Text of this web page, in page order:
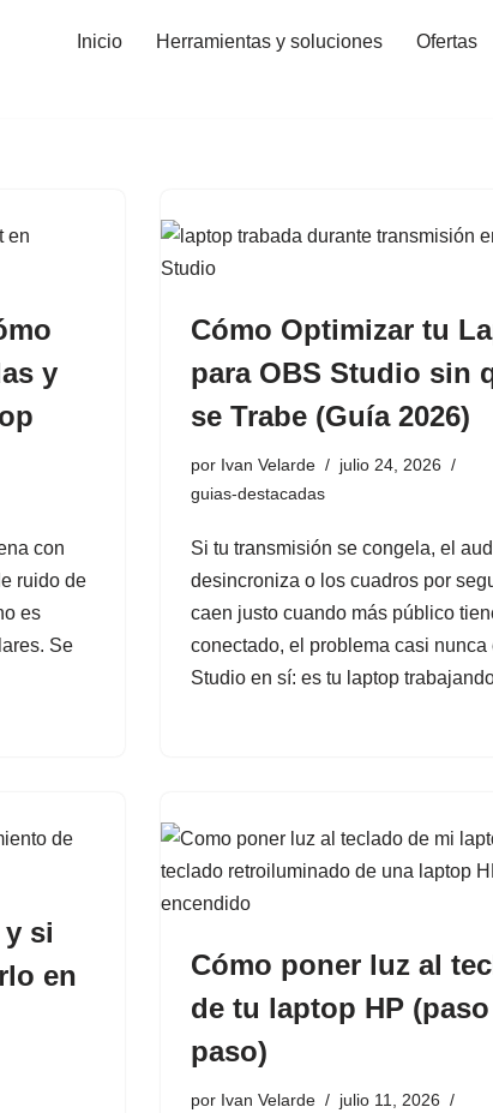
Inicio Herramientas y soluciones Ofertas
y
con
ruido de
es
Se
Cómo Optimizar tu
para OBS Studio sin
se Trabe (Guía 2026)
por Ivan Velarde
julio 24, 2026
guias-destacadas
Si tu transmisión se congela, el
desincroniza o los cuadros por
caen justo cuando más público
conectado, el problema casi nunca
Studio en sí: es tu laptop
si
en
Cómo poner luz al
de tu laptop HP
paso)
por Ivan Velarde
julio 11, 2026